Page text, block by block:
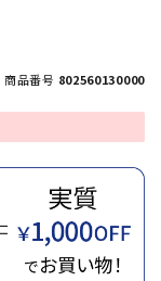
商品番号 802560130000